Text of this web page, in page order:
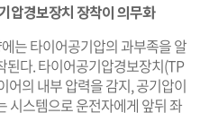
압경보장치 장착이 의무화
는 타이어공기압의 과부족을 알
다. 타이어공기압경보장치(TP
어의 내부 압력을 감지, 공기압이
시스템으로 운전자에게 앞뒤 좌